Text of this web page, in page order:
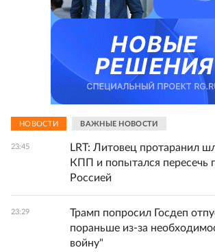
НОВОСТИ ВАЖНЫЕ НОВОСТИ
23:45
LRT: Литовец протаранил
КПП и попытался пересечь
Россией
23:29
Трамп попросил Госдеп
пораньше из-за
войну"